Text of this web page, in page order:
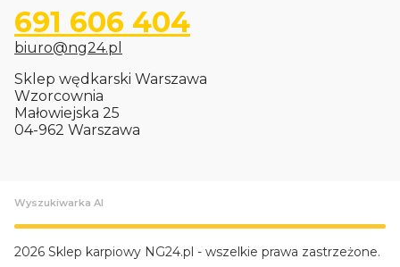
691 606 404
biuro@ng24.pl
Sklep wędkarski Warszawa
Wzorcownia
Małowiejska 25
04-962 Warszawa
Wyszukiwarka AI
2026 Sklep karpiowy NG24.pl - wszelkie prawa zastrzeżone.